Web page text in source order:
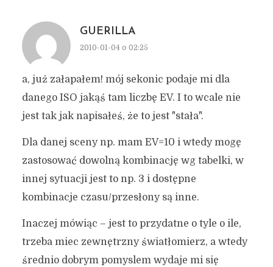
GUERILLA
2010-01-04 o 02:25
a, już załapałem! mój sekonic podaje mi dla
danego ISO jakąś tam liczbę EV. I to wcale nie
jest tak jak napisałeś, że to jest "stała".
Dla danej sceny np. mam EV=10 i wtedy mogę
zastosować dowolną kombinację wg tabelki, w
innej sytuacji jest to np. 3 i dostępne
kombinacje czasu/przesłony są inne.
Inaczej mówiąc – jest to przydatne o tyle o ile,
trzeba miec zewnętrzny światłomierz, a wtedy
średnio dobrym pomyslem wydaje mi się